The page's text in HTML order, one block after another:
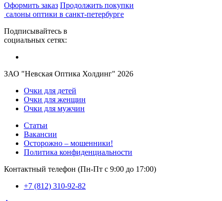
Оформить заказ Продолжить покупки
салоны оптики в санкт-петербурге
Подписывайтесь в
социальных сетях:
ЗАО "Невская Оптика Холдинг" 2026
Очки для детей
Очки для женщин
Очки для мужчин
Статьи
Вакансии
Осторожно – мошенники!
Политика конфиденциальности
Контактный телефон (Пн-Пт с 9:00 до 17:00)
+7 (812) 310-92-82